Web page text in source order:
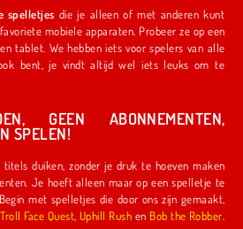
spelletjes die je alleen of met anderen kunt
mobiele apparaten. Probeer ze op een
vindt altijd wel iets leuks om te
GEEN ABONNEMENTEN,
SPELEN!
duiken, zonder je druk te hoeven maken
Je hoeft alleen maar op een spelletje te
ons zijn gemaakt,
,Troll Face Quest Uphill Rush en Bob the Robber